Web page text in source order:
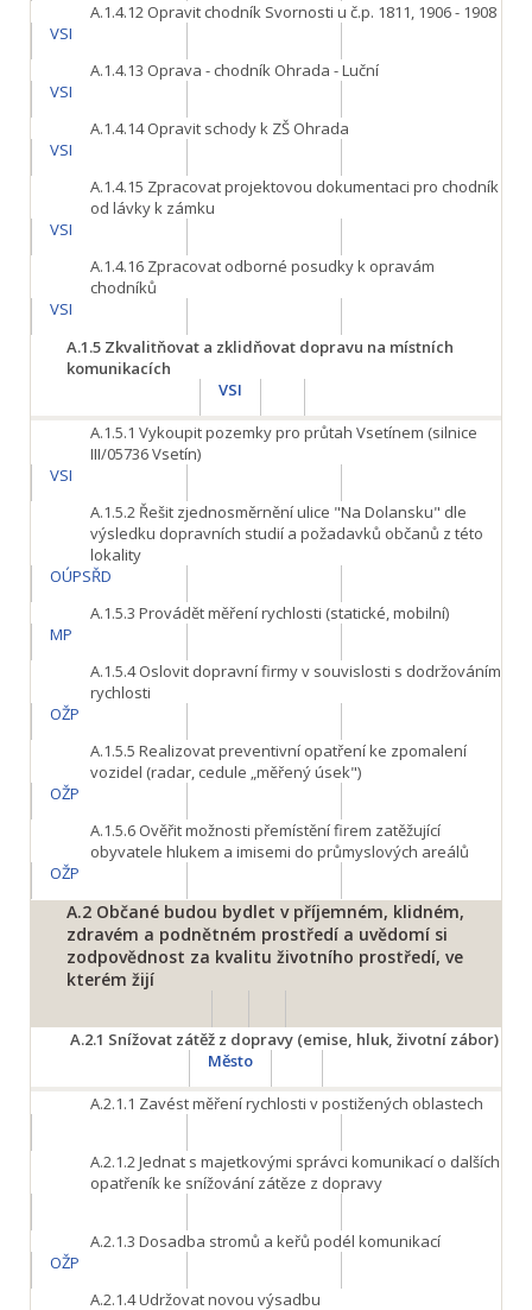
A.1.4.12 Opravit chodník Svornosti u č.p. 1811, 1906 - 1908
VSI
A.1.4.13 Oprava - chodník Ohrada - Luční
VSI
A.1.4.14Opravit schody k ZŠ Ohrada
VSI
A.1.4.15 Zpracovat projektovou dokumentaci pro chodník
od lávky k zámku
VSI
A.1.4.16 Zpracovat odborné posudky k opravám
chodníků
VSI
A.1.5 Zkvalitňovat a zklidňovat dopravu na místních
komunikacích
VSI
A.1.5.1 Vykoupit pozemky pro průtah Vsetínem (silnice
III/05736 Vsetín)
VSI
A.1.5.2 Řešit zjednosměrnění ulice "Na Dolansku" dle
výsledku dopravních studií a požadavků občanů z této
lokality
OÚPSŘD
A.1.5.3 Provádět měření rychlosti (statické, mobilní)
MP
A.1.5.4Oslovit dopravní firmy v souvislosti s dodržováním
rychlosti
OŽP
A.1.5.5 Realizovat preventivní opatření ke zpomalení
vozidel (radar, cedule „měřený úsek")
OŽP
A.1.5.6 Ověřit možnosti přemístění firem zatěžující
obyvatele hlukem a imisemi do průmyslových areálů
OŽP
A.2 Občané budou bydlet v příjemném, klidném,
zdravém a podnětném prostředí a uvědomí si
zodpovědnost za kvalitu životního prostředí, ve
kterém žijí
A.2.1 Snížovat zátěž z dopravy (emise, hluk, životní zábor)
Město
A.2.1.1 Zavést měření rychlosti v postižených oblastech
A.2.1.2Jednat s majetkovými správci komunikací o dalších
opatřeník ke snížování zátěze z dopravy
A.2.1.3 Dosadba stromů a keřů podél komunikací
OŽP
A.2.1.4Udržovat novou výsadbu